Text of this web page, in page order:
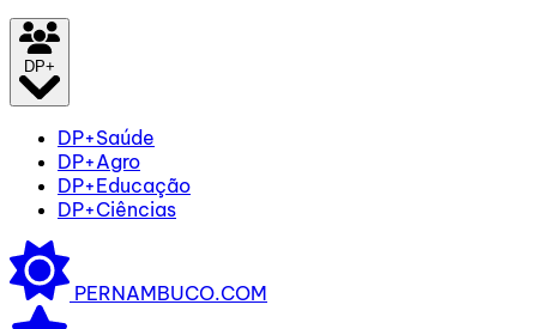
DP+
DP+Saúde
DP+Agro
DP+Educação
DP+Ciências
PERNAMBUCO.COM